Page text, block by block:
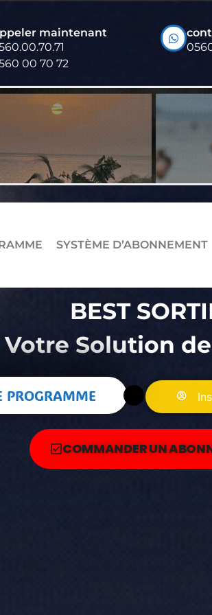
maintenant
00 70 72
SYSTÈME D’ABONNEMENT
BEST
Votre Solution
PROGRAMME
COMMANDER UN